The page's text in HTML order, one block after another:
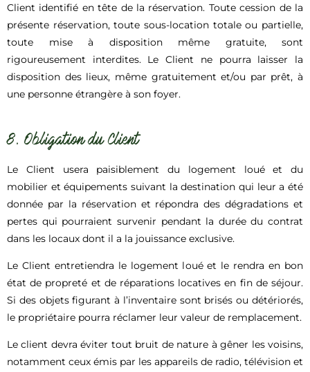
Client identifié en tête de la réservation. Toute cession de la
présente réservation, toute sous-location totale ou partielle,
toute mise à disposition même gratuite, sont
rigoureusement interdites. Le Client ne pourra laisser la
disposition des lieux, même gratuitement et/ou par prêt, à
une personne étrangère à son foyer.
8. Obligation du Client
Le Client usera paisiblement du logement loué et du
mobilier et équipements suivant la destination qui leur a été
donnée par la réservation et répondra des dégradations et
pertes qui pourraient survenir pendant la durée du contrat
dans les locaux dont il a la jouissance exclusive.
Le Client entretiendra le logement loué et le rendra en bon
état de propreté et de réparations locatives en fin de séjour.
Si des objets figurant à l’inventaire sont brisés ou détériorés,
le propriétaire pourra réclamer leur valeur de remplacement.
Le client devra éviter tout bruit de nature à gêner les voisins,
notamment ceux émis par les appareils de radio, télévision et